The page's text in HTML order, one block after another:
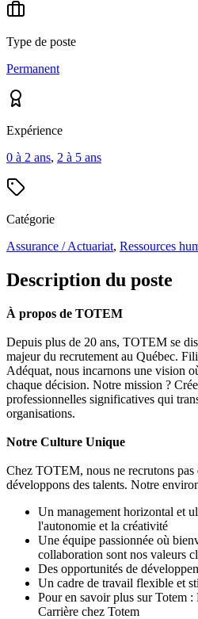
Type de poste
Permanent
Expérience
0 à 2 ans, 2 à 5 ans
Catégorie
Assurance / Actuariat, Ressources
Description du poste
À propos de TOTEM
Depuis plus de 20 ans, TOTEM se
majeur du recrutement au Québec.
Adéquat, nous incarnons une vision
chaque décision. Notre mission ?
professionnelles significatives qui
organisations.
Notre Culture Unique
Chez TOTEM, nous ne recrutons pas
développons des talents. Notre
Un management horizontal et
l'autonomie et la créativité
Une équipe passionnée où
collaboration sont nos valeurs
Des opportunités de
Un cadre de travail flexible et
Pour en savoir plus sur Totem :
Carrière chez Totem